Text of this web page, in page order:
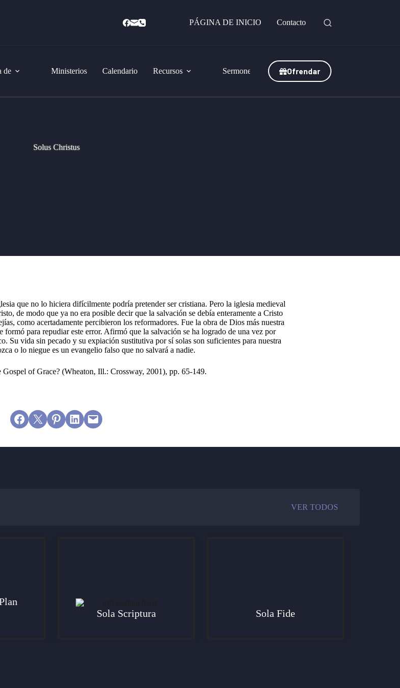
PÁGINA DE INICIO Contacto
de Ministerios Calendario Recursos Sermones Ofrendar
Solus Christus
que no lo hiciera difícilmente podría pretender ser cristiana. Pero la iglesia medieval
de modo que ya no era posible decir que la salvación se debía enteramente a Cristo
como acertadamente percibieron los reformadores. Fue la obra de Dios más nuestra
para repudiar este error. Afirmó que la salvación se ha logrado de una vez por
Su vida sin pecado y su expiación sustitutiva por sí solas son suficientes para nuestra
o lo niegue es un evangelio falso que no salvará a nadie.
of Grace? (Wheaton, Ill.: Crossway, 2001), pp. 65-149.
Share on Facebook
Email this PageShare on Pinterest
Share on LinkedIn
Email this Page
VER TODOS
Sola Scriptura Sola Fide